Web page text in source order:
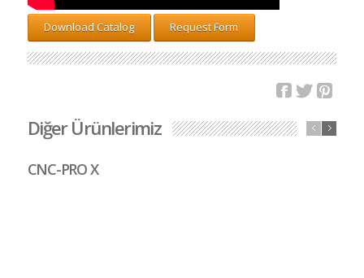
Download Catalog Request Form
Diğer Ürünlerimiz
CNC-PRO X